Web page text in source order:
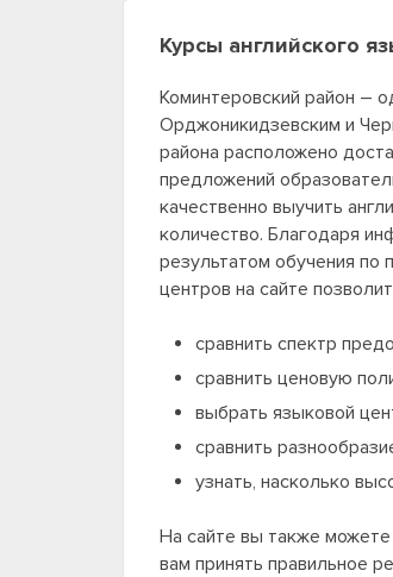
Курсы английского
Коминтеровский район –
Орджоникидзевским и
района расположено
предложений
качественно выучить
количество. Благодаря
результатом обучения по
центров на сайте
сравнить спектр
сравнить ценовую
выбрать языковой
сравнить
узнать, насколько
На сайте вы также можете
вам принять правильное